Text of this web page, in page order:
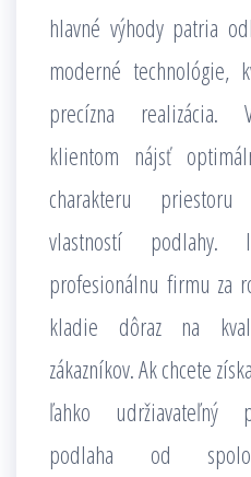
hlavné výhody patria
moderné technológie,
precízna realizácia.
klientom nájsť
charakteru
vlastností
profesionálnu firmu za
kladie dôraz na
zákazníkov. Ak chcete
ľahko udržiavateľný
podlaha od